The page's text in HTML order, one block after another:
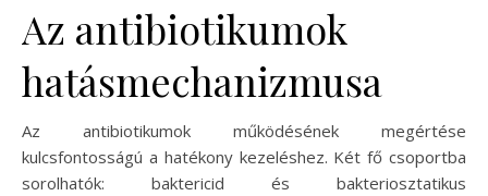
Az antibiotikumok
hatásmechanizmusa
Az antibiotikumok működésének megértése
kulcsfontosságú a hatékony kezeléshez. Két fő csoportba
sorolhatók: baktericid és bakteriosztatikus